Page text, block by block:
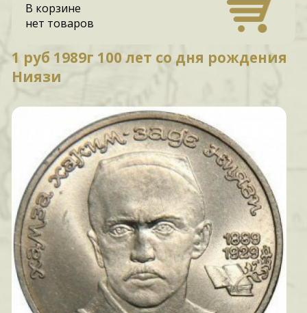
В корзине
нет товаров
1 руб 1989г 100 лет со дня рождения
Ниязи